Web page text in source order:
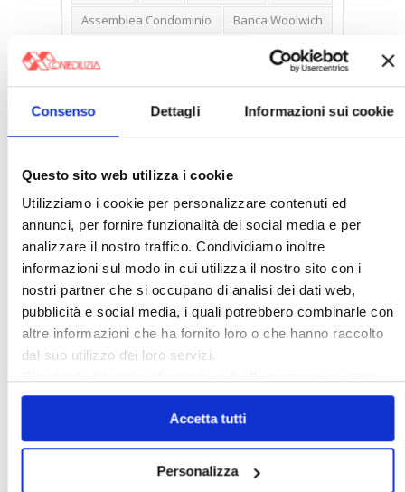
Consenso Dettagli Informazioni sui cookie
Questo sito web utilizza i cookie
Utilizziamo i cookie per personalizzare contenuti ed
annunci, per fornire funzionalità dei social media e per
analizzare il nostro traffico. Condividiamo inoltre
informazioni sul modo in cui utilizza il nostro sito con i
nostri partner che si occupano di analisi dei dati web,
pubblicità e social media, i quali potrebbero combinarle con
altre informazioni che ha fornito loro o che hanno raccolto
dal suo utilizzo dei loro servizi.
solo i cookie necessari.
Accetta tutti
Personalizza
Assemblea Condominio
Banca Woolwich
Carenza Alloggi
Case Green
Case Pubbliche
Cedolare Secca
CO2
Confedilizia.EU
Detrazioni Edilizie
Dirittiproprietà
Emissioni
Firenze
Ideologia Green
Irregolarità Formali
Libero Mercato
Monolocali
New York
Prima Casa
Proprietari Casa
Rendite Catastali
Rivoluzioneliberale
Ruderi
Sicurezza
Sommerso
Treviso